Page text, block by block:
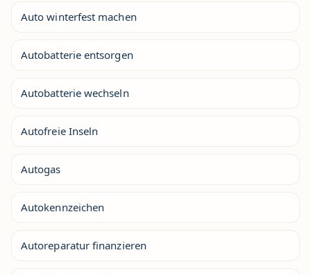
Auto winterfest machen
Autobatterie entsorgen
Autobatterie wechseln
Autofreie Inseln
Autogas
Autokennzeichen
Autoreparatur finanzieren